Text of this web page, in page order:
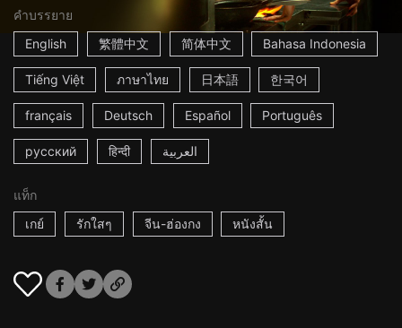
คำบรรยาย
English
繁體中文 简体中文 Bahasa Indonesia
Tiếng Việt ภาษาไทย 日本語 한국어
français Deutsch Español Português
русский हिन्दी العربية
แท็ก
เกย์
รักใสๆ จีน-ฮ่องกง หนังสั้น